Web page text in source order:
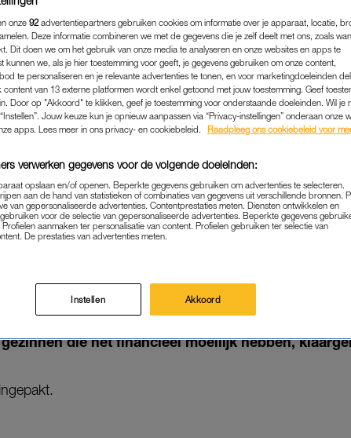
DÉZE
NIEUWS|GOEIE ACTIE
07-12-2020 | NATHALIE BOLLEN
van de LINDA.foundation: de inpakdag. Op
die het financieel moeilijk hebben,
onze 92 advertentiepartners gebruiken cookies om informatie over je apparaat, locatie,
Deze informatie combineren we met de gegevens die je zelf deelt met ons, zoals
Dit doen we om het gebruik van onze media te analyseren en onze websites en apps te
kunnen we, als je hier toestemming voor geeft, je gegevens gebruiken om onze content,
te personaliseren en je relevante advertenties te tonen, en voor marketingdoeleinden
van 13 externe platformen wordt enkel getoond met jouw toestemming. Geef
Door op "Akkoord" te klikken, geef je toestemming voor onderstaande doeleinden. Wil je
Jouw keuze kun je opnieuw aanpassen via “Privacy-instellingen” onderaan onze
apps. Lees meer in ons privacy- en cookiebeleid.
Raadpleeg ons cookiebeleid voor
verwerken gegevens voor de volgende doeleinden:
opslaan en/of openen. Beperkte gegevens gebruiken om advertenties te selecteren.
aan de hand van statistieken of combinaties van gegevens uit verschillende bronnen.
van gepersonaliseerde advertenties. Contentprestaties meten. Diensten ontwikkelen en
voor de selectie van gepersonaliseerde advertenties. Beperkte gegevens
aanmaken ter personalisatie van content. Profielen gebruiken ter selectie van
De prestaties van advertenties meten.
Instellen Akkoord